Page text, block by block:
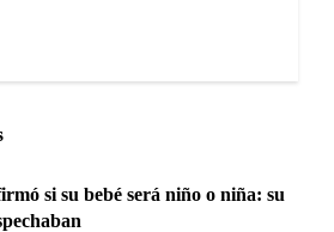
si su bebé será niño o niña: su